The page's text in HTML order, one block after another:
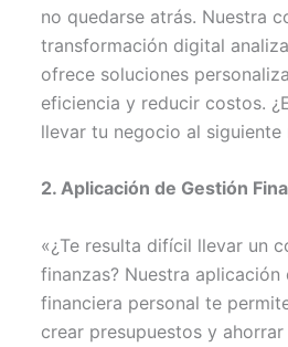
no quedarse atrás. Nuestra
transformación digital
ofrece soluciones
eficiencia y reducir costos.
llevar tu negocio al siguiente
2. Aplicación de Gestión
«¿Te resulta difícil llevar un
finanzas? Nuestra aplicación
financiera personal te
crear presupuestos y